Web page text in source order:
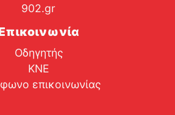
902.gr
Οδηγητής
ΚΝΕ
επικοινωνίας